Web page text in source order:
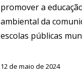
promover a
ambiental da
escolas públicas
12 de maio de 2024